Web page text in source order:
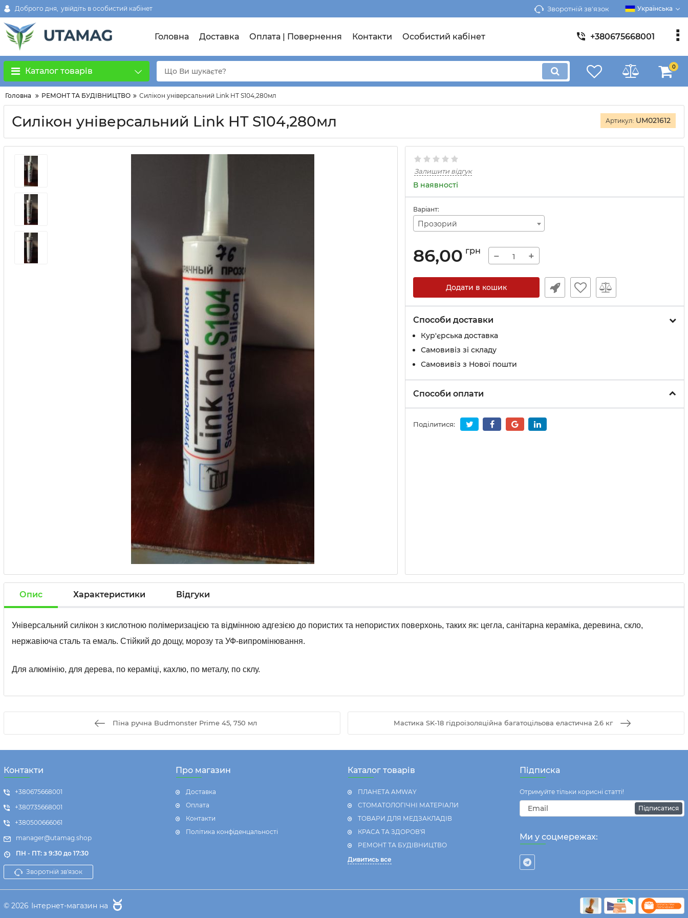
Доброго дня, увійдіть в особистий кабінет Зворотній зв'язок Українська
Головна Доставка Оплата | Повернення Контакти Особистий кабінет +380675668001
Каталог товарів 0
Головна РЕМОНТ ТА БУДІВНИЦТВО Силікон універсальний Link HT S104,280мл
Силікон універсальний Link HT S104,280мл Артикул: UM021612
Залишити відгук
В наявності
Варіант:
Прозорий
86,00 грн − +
Додати в кошик
Способи доставки
Кур'єрська доставка
Самовивіз зі складу
Самовивіз з Нової пошти
Способи оплати
Поділитися:
Опис Характеристики Відгуки
Універсальний силікон з кислотною полімеризацією та відмінною адгезією до пористих та непористих поверхонь, таких як: цегла, санітарна кераміка, деревина, скло,
нержавіюча сталь та емаль. Стійкий до дощу, морозу та УФ-випромінювання.
Для алюмінію, для дерева, по кераміці, кахлю, по металу, по склу.
Піна ручна Budmonster Prime 45, 750 мл Мастика SK-18 гідроізоляційна багатоцільова еластична 2.6 кг
Контакти
+380675668001
+380735668001
+380500666061
manager@utamag.shop
ПН - ПТ: з 9:30 до 17:30
Зворотній зв'язок
Про магазин
Доставка
Оплата
Контакти
Політика конфіденцальності
Каталог товарів
ПЛАНЕТА AMWAY
СТОМАТОЛОГІЧНІ МАТЕРІАЛИ
ТОВАРИ ДЛЯ МЕДЗАКЛАДІВ
КРАСА ТА ЗДОРОВ'Я
РЕМОНТ ТА БУДІВНИЦТВО
Дивитись все
Підписка
Отримуйте тільки корисні статті!
Підписатися
Ми у соцмережах:
© 2026 Інтернет-магазин на